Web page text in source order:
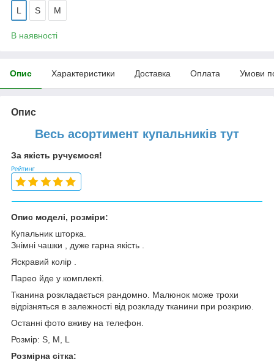
L S М
В наявності
Опис Характеристики Доставка Оплата Умови
Опис
Весь асортимент купальників тут
За якість ручуємося!
Опис моделі, розміри:
Купальник шторка.
Знімні чашки , дуже гарна якість .
Яскравий колір .
Парео йде у комплекті.
Тканина розкладається рандомно. Малюнок може трохи
відрізняться в залежності від розкладу тканини при розкрию.
Останні фото вживу на телефон.
Розмір: S, M, L
Розмірна сітка: